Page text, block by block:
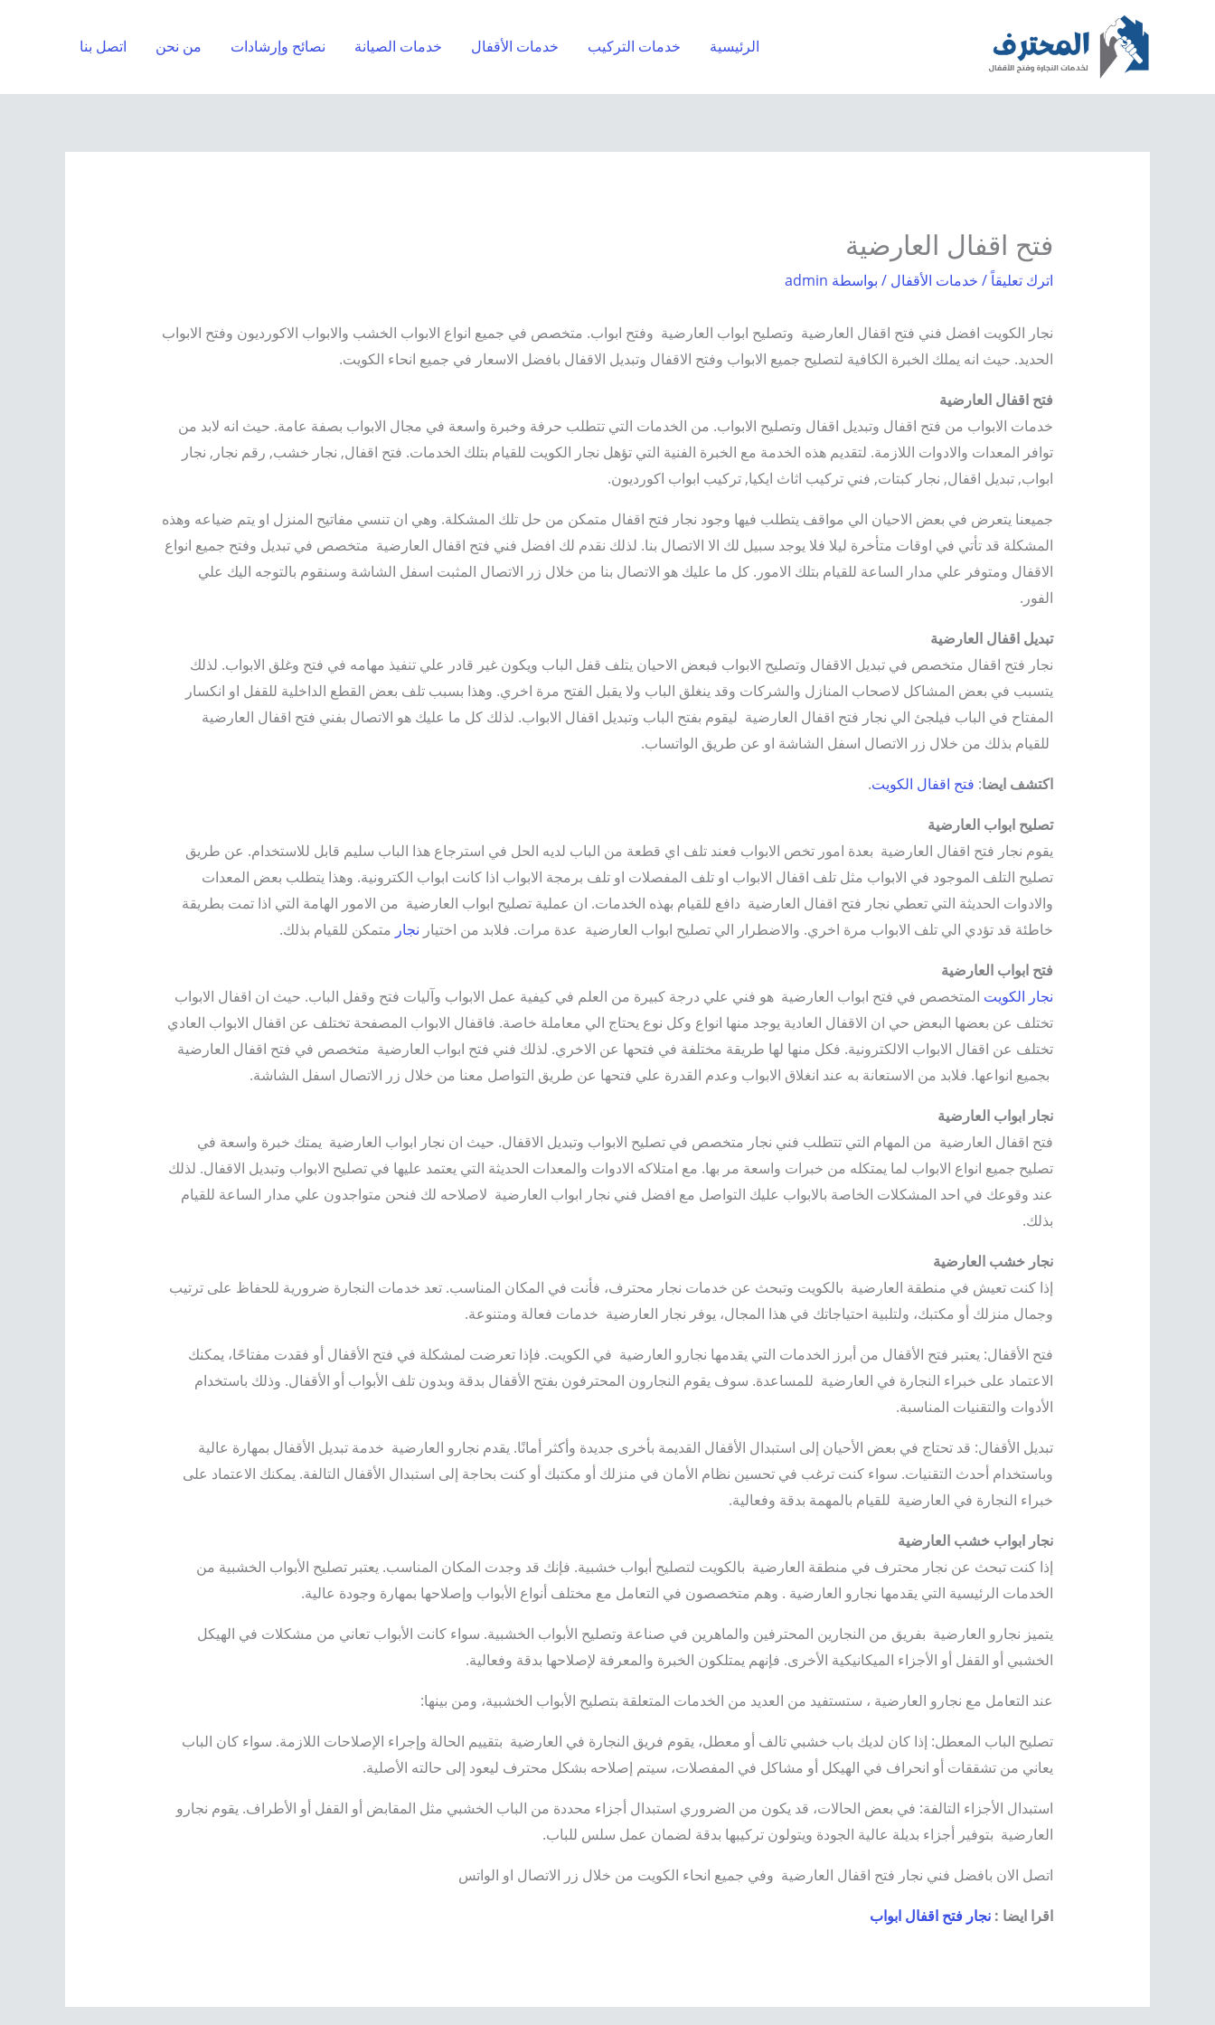
الرئيسية خدمات التركيب خدمات الأقفال خدمات الصيانة نصائح وإرشادات من نحن اتصل بنا
فتح اقفال العارضية
اترك تعليقاً/ خدمات الأقفال / بواسطة admin
نجار الكويت افضل فني فتح اقفال العارضية وتصليح ابواب العارضية وفتح ابواب. متخصص في جميع انواع الابواب الخشب والابواب الاكورديون وفتح الابواب
الحديد. حيث انه يملك الخبرة الكافية لتصليح جميع الابواب وفتح الاقفال وتبديل الاقفال بافضل الاسعار في جميع انحاء الكويت.
فتح اقفال العارضية
خدمات الابواب من فتح اقفال وتبديل اقفال وتصليح الابواب. من الخدمات التي تتطلب حرفة وخبرة واسعة في مجال الابواب بصفة عامة. حيث انه لابد من
توافر المعدات والادوات اللازمة. لتقديم هذه الخدمة مع الخبرة الفنية التي تؤهل نجار الكويت للقيام بتلك الخدمات. فتح اقفال, نجار خشب, رقم نجار, نجار
ابواب, تبديل اقفال, نجار كبتات, فني تركيب اثاث ايكيا, تركيب ابواب اكورديون.
جميعنا يتعرض في بعض الاحيان الي مواقف يتطلب فيها وجود نجار فتح اقفال متمكن من حل تلك المشكلة. وهي ان تنسي مفاتيح المنزل او يتم ضياعه وهذه
المشكلة قد تأتي في اوقات متأخرة ليلا فلا يوجد سبيل لك الا الاتصال بنا. لذلك نقدم لك افضل فني فتح اقفال العارضية متخصص في تبديل وفتح جميع انواع
الاقفال ومتوفر علي مدار الساعة للقيام بتلك الامور. كل ما عليك هو الاتصال بنا من خلال زر الاتصال المثبت اسفل الشاشة وسنقوم بالتوجه اليك علي
الفور.
تبديل اقفال العارضية
نجار فتح اقفال متخصص في تبديل الاقفال وتصليح الابواب فبعض الاحيان يتلف قفل الباب ويكون غير قادر علي تنفيذ مهامه في فتح وغلق الابواب. لذلك
يتسبب في بعض المشاكل لاصحاب المنازل والشركات وقد ينغلق الباب ولا يقبل الفتح مرة اخري. وهذا بسبب تلف بعض القطع الداخلية للقفل او انكسار
المفتاح في الباب فيلجئ الي نجار فتح اقفال العارضية ليقوم بفتح الباب وتبديل اقفال الابواب. لذلك كل ما عليك هو الاتصال بفني فتح اقفال العارضية
للقيام بذلك من خلال زر الاتصال اسفل الشاشة او عن طريق الواتساب.
اكتشف ايضا: فتح اقفال الكويت.
تصليح ابواب العارضية
يقوم نجار فتح اقفال العارضية بعدة امور تخص الابواب فعند تلف اي قطعة من الباب لديه الحل في استرجاع هذا الباب سليم قابل للاستخدام. عن طريق
تصليح التلف الموجود في الابواب مثل تلف اقفال الابواب او تلف المفصلات او تلف برمجة الابواب اذا كانت ابواب الكترونية. وهذا يتطلب بعض المعدات
والادوات الحديثة التي تعطي نجار فتح اقفال العارضية دافع للقيام بهذه الخدمات. ان عملية تصليح ابواب العارضية من الامور الهامة التي اذا تمت بطريقة
خاطئة قد تؤدي الي تلف الابواب مرة اخري. والاضطرار الي تصليح ابواب العارضية عدة مرات. فلابد من اختيار نجار متمكن للقيام بذلك.
فتح ابواب العارضية
نجار الكويت المتخصص في فتح ابواب العارضية هو فني علي درجة كبيرة من العلم في كيفية عمل الابواب وآليات فتح وقفل الباب. حيث ان اقفال الابواب
تختلف عن بعضها البعض حي ان الاقفال العادية يوجد منها انواع وكل نوع يحتاج الي معاملة خاصة. فاقفال الابواب المصفحة تختلف عن اقفال الابواب العادي
تختلف عن اقفال الابواب الالكترونية. فكل منها لها طريقة مختلفة في فتحها عن الاخري. لذلك فني فتح ابواب العارضية متخصص في فتح اقفال العارضية
بجميع انواعها. فلابد من الاستعانة به عند انغلاق الابواب وعدم القدرة علي فتحها عن طريق التواصل معنا من خلال زر الاتصال اسفل الشاشة.
نجار ابواب العارضية
فتح اقفال العارضية من المهام التي تتطلب فني نجار متخصص في تصليح الابواب وتبديل الاقفال. حيث ان نجار ابواب العارضية يمتك خبرة واسعة في
تصليح جميع انواع الابواب لما يمتكله من خبرات واسعة مر بها. مع امتلاكه الادوات والمعدات الحديثة التي يعتمد عليها في تصليح الابواب وتبديل الاقفال. لذلك
عند وقوعك في احد المشكلات الخاصة بالابواب عليك التواصل مع افضل فني نجار ابواب العارضية لاصلاحه لك فنحن متواجدون علي مدار الساعة للقيام
بذلك.
نجار خشب العارضية
إذا كنت تعيش في منطقة العارضية بالكويت وتبحث عن خدمات نجار محترف، فأنت في المكان المناسب. تعد خدمات النجارة ضرورية للحفاظ على ترتيب
وجمال منزلك أو مكتبك، ولتلبية احتياجاتك في هذا المجال، يوفر نجار العارضية خدمات فعالة ومتنوعة.
فتح الأقفال: يعتبر فتح الأقفال من أبرز الخدمات التي يقدمها نجارو العارضية في الكويت. فإذا تعرضت لمشكلة في فتح الأقفال أو فقدت مفتاحًا، يمكنك
الاعتماد على خبراء النجارة في العارضية للمساعدة. سوف يقوم النجارون المحترفون بفتح الأقفال بدقة وبدون تلف الأبواب أو الأقفال. وذلك باستخدام
الأدوات والتقنيات المناسبة.
تبديل الأقفال: قد تحتاج في بعض الأحيان إلى استبدال الأقفال القديمة بأخرى جديدة وأكثر أمانًا. يقدم نجارو العارضية خدمة تبديل الأقفال بمهارة عالية
وباستخدام أحدث التقنيات. سواء كنت ترغب في تحسين نظام الأمان في منزلك أو مكتبك أو كنت بحاجة إلى استبدال الأقفال التالفة. يمكنك الاعتماد على
خبراء النجارة في العارضية للقيام بالمهمة بدقة وفعالية.
نجار ابواب خشب العارضية
إذا كنت تبحث عن نجار محترف في منطقة العارضية بالكويت لتصليح أبواب خشبية. فإنك قد وجدت المكان المناسب. يعتبر تصليح الأبواب الخشبية من
الخدمات الرئيسية التي يقدمها نجارو العارضية . وهم متخصصون في التعامل مع مختلف أنواع الأبواب وإصلاحها بمهارة وجودة عالية.
يتميز نجارو العارضية بفريق من النجارين المحترفين والماهرين في صناعة وتصليح الأبواب الخشبية. سواء كانت الأبواب تعاني من مشكلات في الهيكل
الخشبي أو القفل أو الأجزاء الميكانيكية الأخرى. فإنهم يمتلكون الخبرة والمعرفة لإصلاحها بدقة وفعالية.
عند التعامل مع نجارو العارضية ، ستستفيد من العديد من الخدمات المتعلقة بتصليح الأبواب الخشبية، ومن بينها:
تصليح الباب المعطل: إذا كان لديك باب خشبي تالف أو معطل، يقوم فريق النجارة في العارضية بتقييم الحالة وإجراء الإصلاحات اللازمة. سواء كان الباب
يعاني من تشققات أو انحراف في الهيكل أو مشاكل في المفصلات، سيتم إصلاحه بشكل محترف ليعود إلى حالته الأصلية.
استبدال الأجزاء التالفة: في بعض الحالات، قد يكون من الضروري استبدال أجزاء محددة من الباب الخشبي مثل المقابض أو القفل أو الأطراف. يقوم نجارو
العارضية بتوفير أجزاء بديلة عالية الجودة ويتولون تركيبها بدقة لضمان عمل سلس للباب.
اتصل الان بافضل فني نجار فتح اقفال العارضية وفي جميع انحاء الكويت من خلال زر الاتصال او الواتس
اقرا ايضا : نجار فتح اقفال ابواب